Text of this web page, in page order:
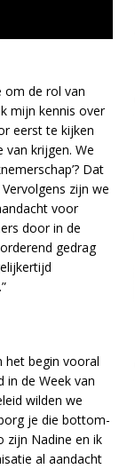
om de rol van
mijn kennis over
eerst te kijken
krijgen. We
Dat
zijn we
voor
door in de
gedrag
het begin vooral
in de Week van
wilden we
je die bottom-
zijn Nadine en ik
al aandacht